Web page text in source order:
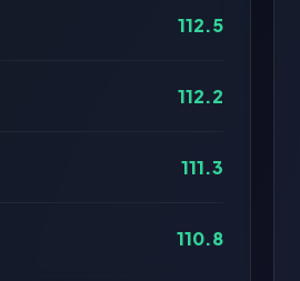
112.5
112.2
111.3
110.8